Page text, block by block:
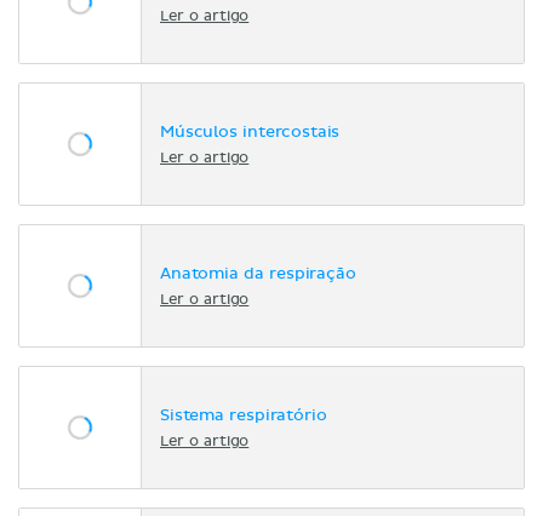
Ler o artigo
Músculos intercostais
Ler o artigo
Anatomia da respiração
Ler o artigo
Sistema respiratório
Ler o artigo